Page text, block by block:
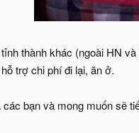
thành khác (ngoài HN
trợ chi phí đi lại, ăn ở.
bạn và mong muốn sẽ